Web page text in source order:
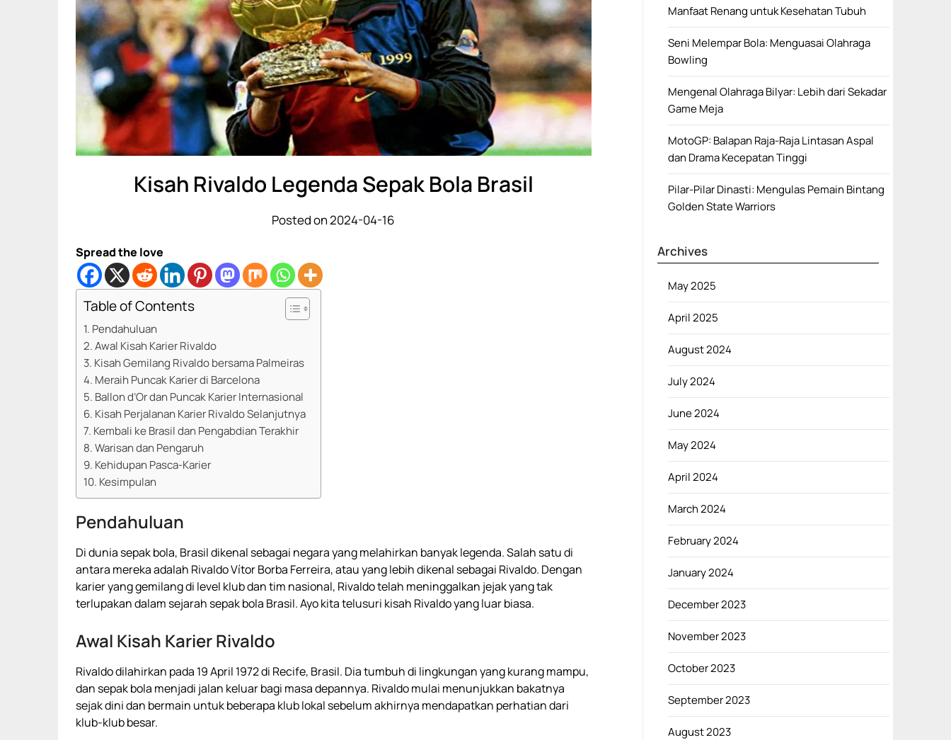
Kisah Rivaldo Legenda Sepak Bola Brasil
Posted on 2024-04-16
Spread the love
Table of Contents
Pendahuluan
Awal Kisah Karier Rivaldo
Kisah Gemilang Rivaldo bersama Palmeiras
Meraih Puncak Karier di Barcelona
Ballon d’Or dan Puncak Karier Internasional
Kisah Perjalanan Karier Rivaldo Selanjutnya
Kembali ke Brasil dan Pengabdian Terakhir
Warisan dan Pengaruh
Kehidupan Pasca-Karier
Kesimpulan
Pendahuluan
Di dunia sepak bola, Brasil dikenal sebagai negara yang melahirkan banyak legenda. Salah satu di
antara mereka adalah Rivaldo Vítor Borba Ferreira, atau yang lebih dikenal sebagai Rivaldo. Dengan
karier yang gemilang di level klub dan tim nasional, Rivaldo telah meninggalkan jejak yang tak
terlupakan dalam sejarah sepak bola Brasil. Ayo kita telusuri kisah Rivaldo yang luar biasa.
Awal Kisah Karier Rivaldo
Rivaldo dilahirkan pada 19 April 1972 di Recife, Brasil. Dia tumbuh di lingkungan yang kurang mampu,
dan sepak bola menjadi jalan keluar bagi masa depannya. Rivaldo mulai menunjukkan bakatnya
sejak dini dan bermain untuk beberapa klub lokal sebelum akhirnya mendapatkan perhatian dari
klub-klub besar.
Manfaat Renang untuk Kesehatan Tubuh
Seni Melempar Bola: Menguasai Olahraga
Bowling
Mengenal Olahraga Bilyar: Lebih dari Sekadar
Game Meja
MotoGP: Balapan Raja-Raja Lintasan Aspal
dan Drama Kecepatan Tinggi
Pilar-Pilar Dinasti: Mengulas Pemain Bintang
Golden State Warriors
Archives
May 2025
April 2025
August 2024
July 2024
June 2024
May 2024
April 2024
March 2024
February 2024
January 2024
December 2023
November 2023
October 2023
September 2023
August 2023